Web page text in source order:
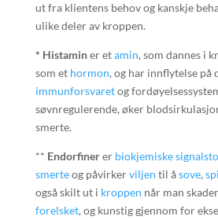
ut fra klientens behov og kanskje
ulike deler av kroppen.
* Histaminer etamin, som dannes i
som et hormon, og har innflytelse på
immunforsvaretog
søvnregulerende, øker
smerte.
** Endorfinerer biokjemiske
smerteog påvirkerviljen til åsove,
også skilt ut i kroppen når man
forelsket, og kunstig gjennom for